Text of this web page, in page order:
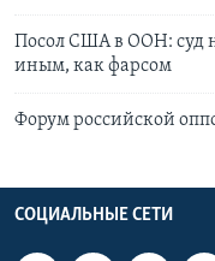
Посол США в ООН: суд
иным, как фарсом
Форум российской
СОЦИАЛЬНЫЕ СЕТИ